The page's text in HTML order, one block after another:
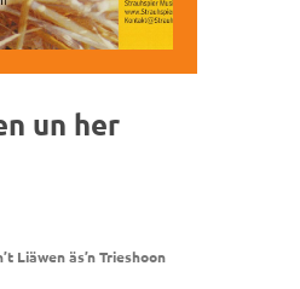
un her
Liäwen äs’n Trieshoon